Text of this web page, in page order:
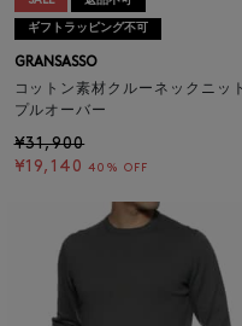
ギフトラッピング不可
GRANSASSO
コットン素材クルーネックニット
プルオーバー
¥31,900
¥19,140 40% OFF